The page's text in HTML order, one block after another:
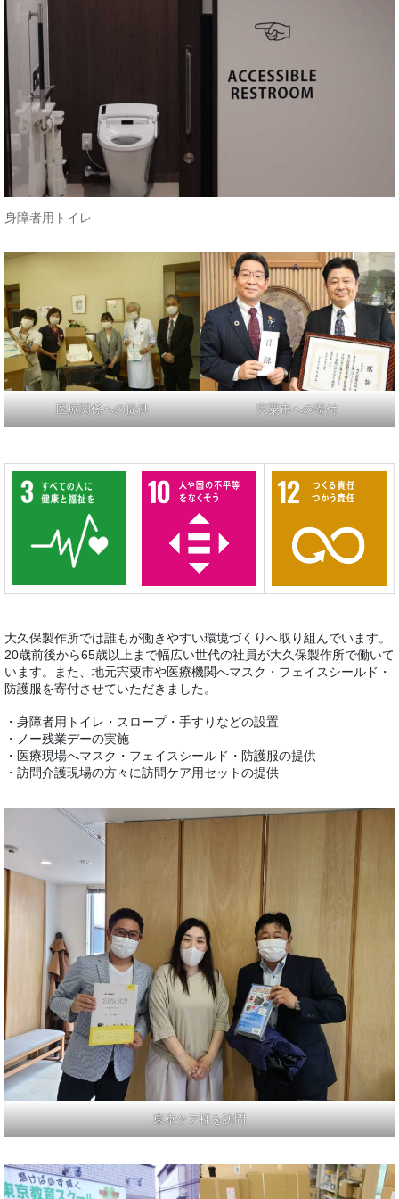
身障者用トイレ
医療関係への提供 宍粟市への寄付
大久保製作所では誰もが働きやすい環境づくりへ取り組んでいます。
20歳前後から65歳以上まで幅広い世代の社員が大久保製作所で働いて
います。また、地元宍粟市や医療機関へマスク・フェイスシールド・
防護服を寄付させていただきました。
・身障者用トイレ・スロープ・手すりなどの設置
・ノー残業デーの実施
・医療現場へマスク・フェイスシールド・防護服の提供
・訪問介護現場の方々に訪問ケア用セットの提供
東京ケア様を訪問